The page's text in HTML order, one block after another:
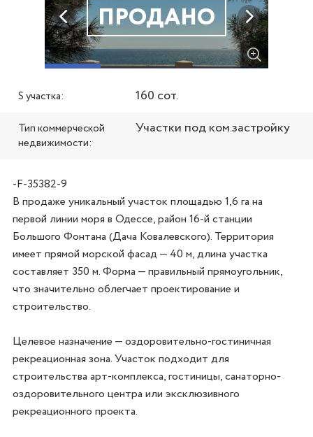
ПРОДАНО
S участка: 160 сот.
Тип коммерческой
недвижимости:
Участки под ком.застройку
-F-35382-9
В продаже уникальный участок площадью 1,6 га на
первой линии моря в Одессе, район 16-й станции
Большого Фонтана (Дача Ковалевского). Территория
имеет прямой морской фасад — 40 м, длина участка
составляет 350 м. Форма — правильный прямоугольник,
что значительно облегчает проектирование и
строительство.
Целевое назначение — оздоровительно-гостиничная
рекреационная зона. Участок подходит для
строительства арт-комплекса, гостиницы, санаторно-
оздоровительного центра или эксклюзивного
рекреационного проекта.